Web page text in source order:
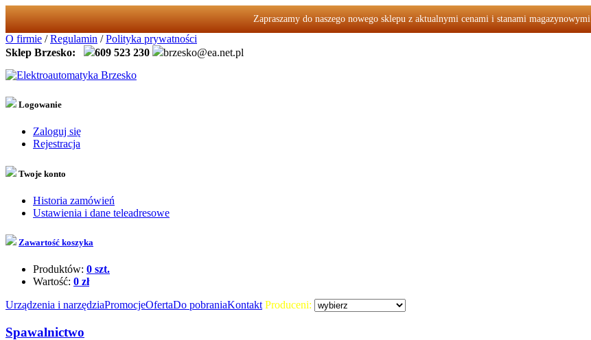
Zapraszamy do naszego nowego sklepu z aktualnymi cenami i stanami magazynowymi
O firmie /Regulamin /Polityka prywatności
Sklep Brzesko:
609 523 230 brzesko@ea.net.pl
Logowanie
Zaloguj się
Rejestracja
Twoje konto
Historia zamówień
Ustawienia i dane teleadresowe
Zawartość koszyka
Produktów: 0 szt.
Wartość: 0 zł
Urządzenia i narzędziaPromocjeOfertaDo pobraniaKontakt Produceni:
Spawalnictwo